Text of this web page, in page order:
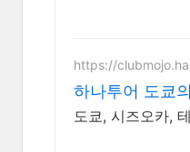
https://
하나투어 도쿄
도쿄, 시즈오카,